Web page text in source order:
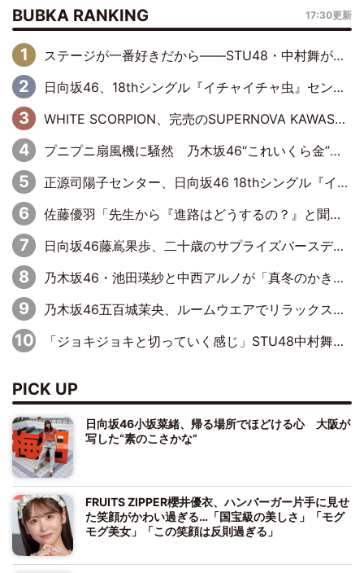
BUBKA RANKING 17:30更新
ステージが一番好きだから――STU48・中村舞が描く“これからの私”
日向坂46、18thシングル『イチャイチャ虫』センターは正源司陽子に決定& 佐藤優羽や平岡海月など、“ひなた坂46”からの選抜入りも注目！
WHITE SCORPION、完売のSUPERNOVA KAWASAKIで沸いた“着席型LIVE” 『BASE Live #16』昼公演リポート
プニプニ扇風機に騒然 乃木坂46“これいくら金”延長中は今回もわちゃわちゃ全開
正源司陽子センター、日向坂46 18thシングル『イチャイチャ虫』新ビジュアル公開
佐藤優羽「先生から『進路はどうするの？』と聞かれて。『実は……』とXのトレンドで1位になっているスマホを見せました」【日向坂46『五期生LIVE』開催記念 五期生“変革”ドキュメンタリー③】
日向坂46藤嶌果歩、二十歳のサプライズバースデーに大喜び「頼られる先輩になれるように努力していきたい」
乃木坂46・池田瑛紗と中西アルノが「真冬のかき氷」騒動で火花散らす！ 因縁の裏にあるのは、逆境をともに“凌”ぐ似た者同士の絆
乃木坂46五百城茉央、ルームウエアでリラックス「今回のグラビアを見て成長を感じていただけるとうれしい」
「ジョキジョキと切っていく感じ」STU48中村舞、新しい挑戦は自らの手で
PICK UP
日向坂46小坂菜緒、帰る場所でほどける心 大阪が
写した“素のこさかな”
FRUITS ZIPPER櫻井優衣、ハンバーガー片手に見せ
た笑顔がかわい過ぎる…「国宝級の美しさ」「モグ
モグ美女」「この笑顔は反則過ぎる」